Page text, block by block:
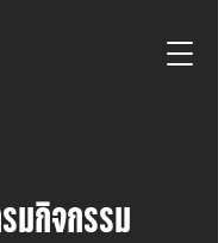
มกิจกรรม